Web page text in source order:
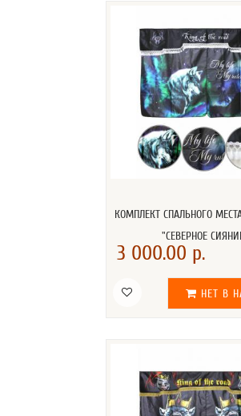
КОМПЛЕКТ СПАЛЬНОГО
"СЕВЕРНОЕ
3 000.00 р.
НЕТ В